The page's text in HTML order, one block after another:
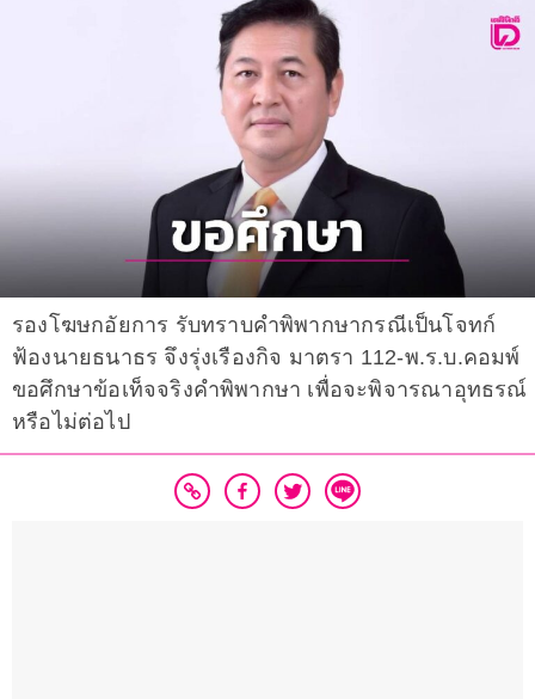
รองโฆษกอัยการ รับทราบคำพิพากษากรณีเป็นโจทก์
ฟ้องนายธนาธร จึงรุ่งเรืองกิจ มาตรา 112-พ.ร.บ.คอมพ์
ขอศึกษาข้อเท็จจริงคำพิพากษา เพื่อจะพิจารณาอุทธรณ์
หรือไม่ต่อไป